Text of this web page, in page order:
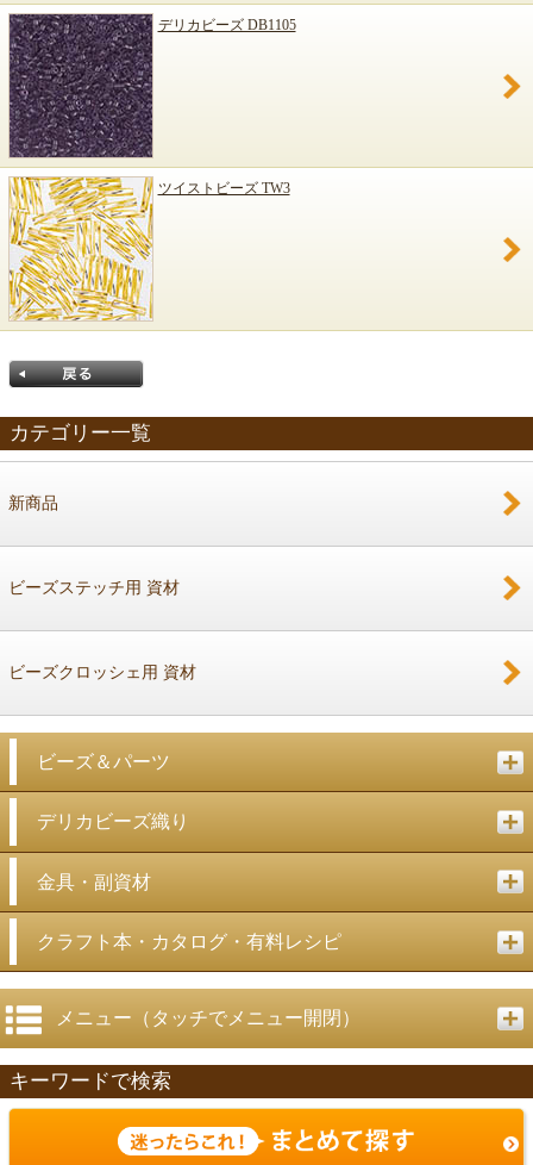
デリカビーズ DB1105
ツイストビーズ TW3
カテゴリー一覧
新商品
ビーズステッチ用 資材
ビーズクロッシェ用 資材
ビーズ＆パーツ
デリカビーズ織り
金具・副資材
クラフト本・カタログ・有料レシピ
メニュー（タッチでメニュー開閉）
キーワードで検索